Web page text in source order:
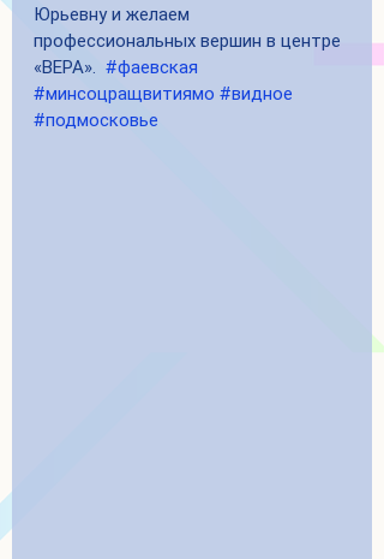
Юрьевну и желаем
профессиональных вершин в центре
«ВЕРА». #фаевская
#минсоцращвитиямо #видное
#подмосковье